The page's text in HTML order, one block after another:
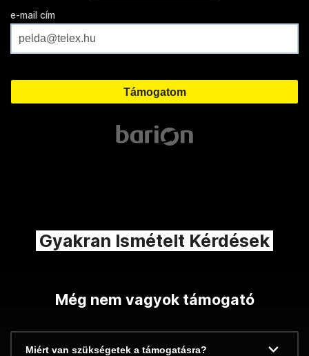
e-mail cím
Gyakran Ismételt Kérdések
Még nem vagyok támogató
Miért van szükségetek a támogatásra?